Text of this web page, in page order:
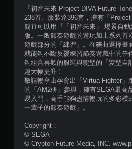
『初音未來 Project DIVA Future
238首、服裝達396套，擁有「
簡直可以用『「初音未來」 場景自
版。一般節奏遊戲的遊玩加上系列首
遊戲部分的「練習」。在樂曲選擇畫
就能夠不斷反覆練習節奏遊戲中的任
夠組合喜歡的服裝與髮型的「髪型自
趣大幅提升！
敬請暢享由孕育出「Virtua Fighter」
的「AM2研」參與，擁有SEGA最高
易入門，高手能夠盡情暢玩的多彩模
一輩子的節奏遊戲」。
Copyright：
© SEGA
© Crypton Future Media, INC.